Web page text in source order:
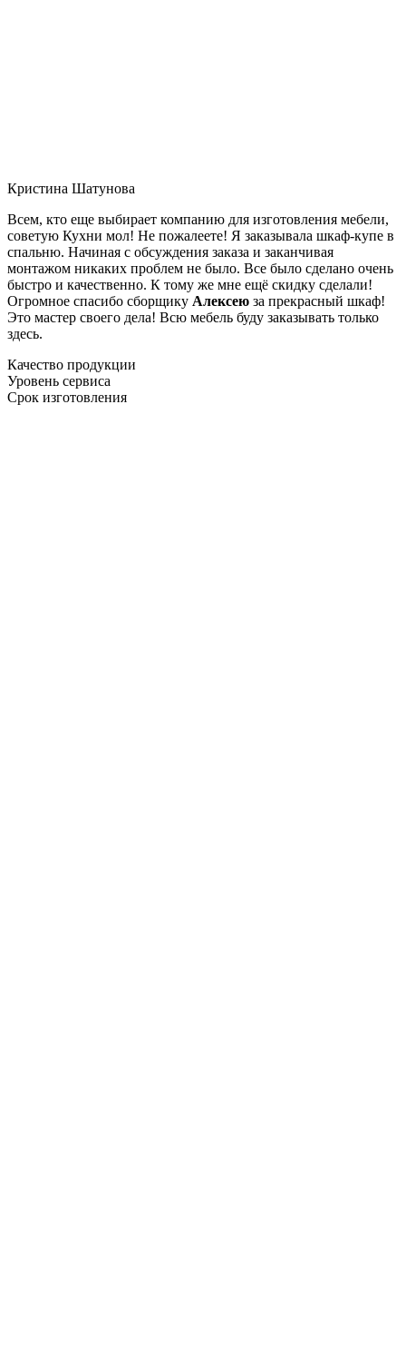
Кристина Шатунова
Всем, кто еще выбирает компанию для изготовления мебели,
советую Кухни мол! Не пожалеете! Я заказывала шкаф-купе в
спальню. Начиная с обсуждения заказа и заканчивая
монтажом никаких проблем не было. Все было сделано очень
быстро и качественно. К тому же мне ещё скидку сделали!
Огромное спасибо сборщику Алексею за прекрасный шкаф!
Это мастер своего дела! Всю мебель буду заказывать только
здесь.
Качество продукции
Уровень сервиса
Срок изготовления